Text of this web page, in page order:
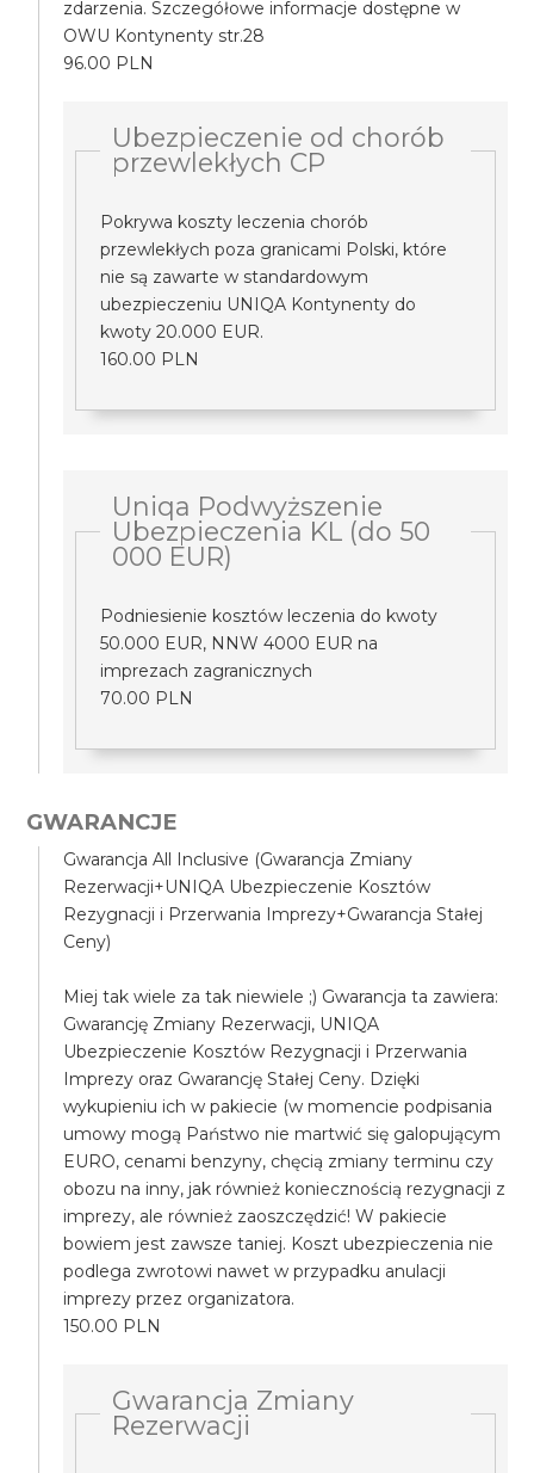
zdarzenia. Szczegółowe informacje dostępne w
OWU Kontynenty str.28
96.00 PLN
Ubezpieczenie od chorób
przewlekłych CP
Pokrywa koszty leczenia chorób
przewlekłych poza granicami Polski, które
nie są zawarte w standardowym
ubezpieczeniu UNIQA Kontynenty do
kwoty 20.000 EUR.
160.00 PLN
Uniqa Podwyższenie
Ubezpieczenia KL (do 50
000 EUR)
Podniesienie kosztów leczenia do kwoty
50.000 EUR, NNW 4000 EUR na
imprezach zagranicznych
70.00 PLN
GWARANCJE
Gwarancja All Inclusive (Gwarancja Zmiany
Rezerwacji+UNIQA Ubezpieczenie Kosztów
Rezygnacji i Przerwania Imprezy+Gwarancja Stałej
Ceny)
Miej tak wiele za tak niewiele ;) Gwarancja ta zawiera:
Gwarancję Zmiany Rezerwacji, UNIQA
Ubezpieczenie Kosztów Rezygnacji i Przerwania
Imprezy oraz Gwarancję Stałej Ceny. Dzięki
wykupieniu ich w pakiecie (w momencie podpisania
umowy mogą Państwo nie martwić się galopującym
EURO, cenami benzyny, chęcią zmiany terminu czy
obozu na inny, jak również koniecznością rezygnacji z
imprezy, ale również zaoszczędzić! W pakiecie
bowiem jest zawsze taniej. Koszt ubezpieczenia nie
podlega zwrotowi nawet w przypadku anulacji
imprezy przez organizatora.
150.00 PLN
Gwarancja Zmiany
Rezerwacji